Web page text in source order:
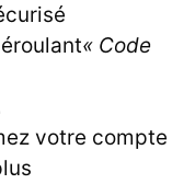
« Code
votre compte